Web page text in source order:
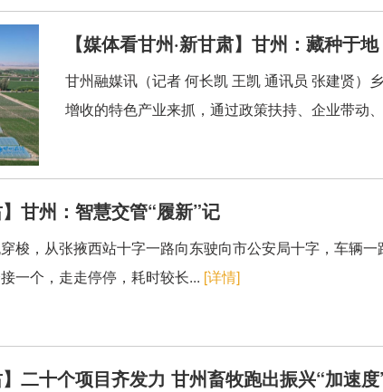
【媒体看甘州·新甘肃】甘州：藏种于
甘州融媒讯（记者 何长凯 王凯 通讯员 张建贤）
增收的特色产业来抓，通过政策扶持、企业带动
】甘州：智慧交管“履新”记
梭，从张掖西站十字一路向东驶向市公安局十字，车辆
一个，走走停停，耗时较长... [详情]
】二十个项目齐发力 甘州畜牧跑出振兴“加速度